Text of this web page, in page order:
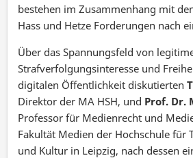
bestehen im Zusammenhang mit
Hass und Hetze Forderungen nach
Über das Spannungsfeld von
Strafverfolgungsinteresse und
digitalen Öffentlichkeit diskutierten
Direktor der MA HSH, und Prof. Dr.
Professor für Medienrecht und
Fakultät Medien der Hochschule für
und Kultur in Leipzig, nach dessen